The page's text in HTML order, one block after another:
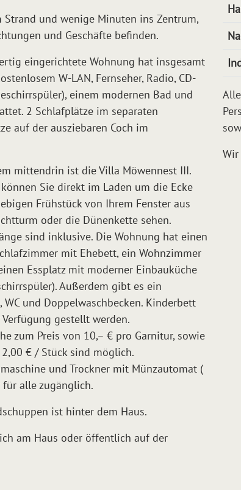
Strand und wenige Minuten ins Zentrum,
und Geschäfte befinden.
eingerichtete Wohnung hat insgesamt
W-LAN, Fernseher, Radio, CD-
einem modernen Bad und
2 Schlafplätze im separaten
auf der ausziebaren Coch im
mittendrin ist die Villa Möwennest III.
Sie direkt im Laden um die Ecke
Frühstück von Ihrem Fenster aus
oder die Dünenkette sehen.
sind inklusive. Die Wohnung hat einen
mit Ehebett, ein Wohnzimmer
Essplatz mit moderner Einbauküche
Außerdem gibt es ein
und Doppelwaschbecken. Kinderbett
gestellt werden.
zum Preis von 10,– € pro Garnitur, sowie
€ / Stück sind möglich.
und Trockner mit Münzautomat (
für alle zugänglich.
ist hinter dem Haus.
am Haus oder öffentlich auf der